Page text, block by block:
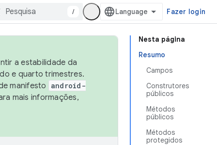
/ Fazer login
Nesta página
Resumo
Campos
Construtores
públicos
Métodos
públicos
Métodos
protegidos
a estabilidade da
e quarto trimestres.
manifesto
android-
mais informações,